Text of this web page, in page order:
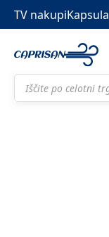
TV nakupiKapsula
Products
search